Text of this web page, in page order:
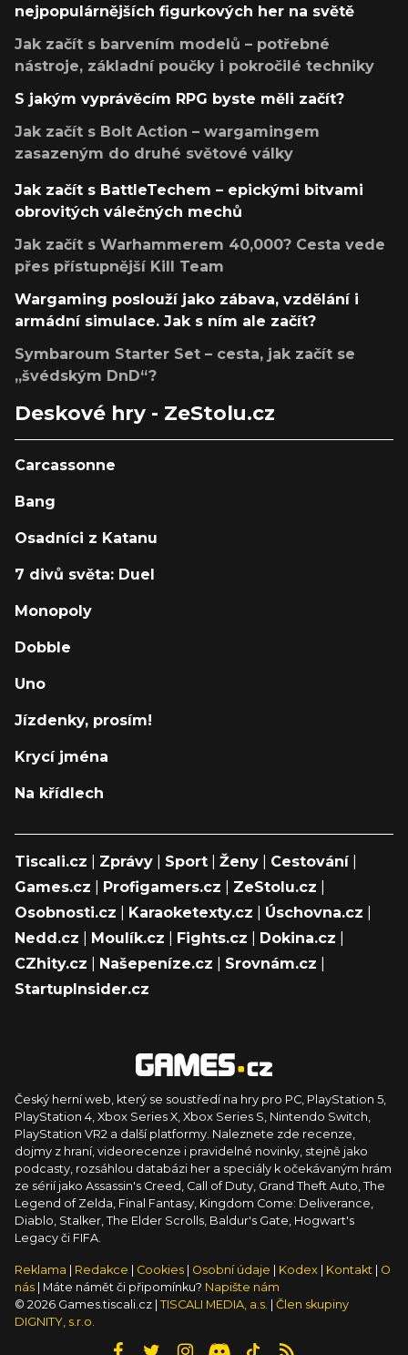
nejpopulárnějších figurkových her na světě
Jak začít s barvením modelů – potřebné
nástroje, základní poučky i pokročilé techniky
S jakým vyprávěcím RPG byste měli začít?
Jak začít s Bolt Action – wargamingem
zasazeným do druhé světové války
Jak začít s BattleTechem – epickými bitvami
obrovitých válečných mechů
Jak začít s Warhammerem 40,000? Cesta vede
přes přístupnější Kill Team
Wargaming poslouží jako zábava, vzdělání i
armádní simulace. Jak s ním ale začít?
Symbaroum Starter Set – cesta, jak začít se
„švédským DnD“?
Deskové hry - ZeStolu.cz
Carcassonne
Bang
Osadníci z Katanu
7 divů světa: Duel
Monopoly
Dobble
Uno
Jízdenky, prosím!
Krycí jména
Na křídlech
Tiscali.cz Zprávy Sport Ženy Cestování|
Games.cz
Profigamers.cz ZeStolu.cz
Osobnosti.cz
Karaoketexty.cz Úschovna.cz
Nedd.cz
Moulík.cz Fights.cz Dokina.cz
CZhity.cz
Našepeníze.cz Srovnám.cz
StartupInsider.cz
Český herní web, který se soustředí na hry pro PC, PlayStation 5,
PlayStation 4, Xbox Series X, Xbox Series S, Nintendo Switch,
PlayStation VR2 a další platformy. Naleznete zde recenze,
dojmy z hraní, videorecenze i pravidelné novinky, stejně jako
podcasty, rozsáhlou databázi her a speciály k očekávaným hrám
ze sérií jako Assassin's Creed, Call of Duty, Grand Theft Auto, The
Legend of Zelda, Final Fantasy, Kingdom Come: Deliverance,
Diablo, Stalker, The Elder Scrolls, Baldur's Gate, Hogwart's
Legacy či FIFA.
Reklama Redakce Cookies Osobní údaje Kodex Kontakt
O
nás
| Máte námět či připomínku? Napište nám
© 2026 Games.tiscali.cz | TISCALI MEDIA, a.s.
Člen skupiny
DIGNITY, s.r.o.